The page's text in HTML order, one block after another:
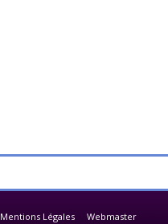
Mentions Légales Webmaster